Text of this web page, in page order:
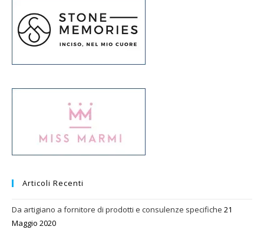
Articoli Recenti
Da artigiano a fornitore di prodotti e consulenze specifiche 21
Maggio 2020